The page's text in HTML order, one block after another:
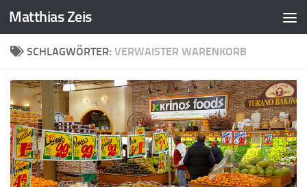
Zum Inhalt springen
Matthias Zeis
SCHLAGWÖRTER: VERWAISTER WARENKORB